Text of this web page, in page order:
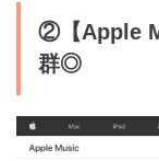
②【Apple
群◎